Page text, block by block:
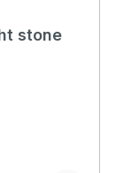
stone